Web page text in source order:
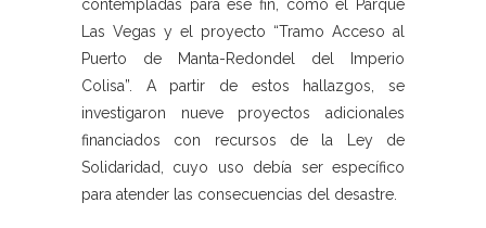
contempladas para ese fin, como el Parque
Las Vegas y el proyecto “Tramo Acceso al
Puerto de Manta-Redondel del Imperio
Colisa”. A partir de estos hallazgos, se
investigaron nueve proyectos adicionales
financiados con recursos de la Ley de
Solidaridad, cuyo uso debía ser específico
para atender las consecuencias del desastre.